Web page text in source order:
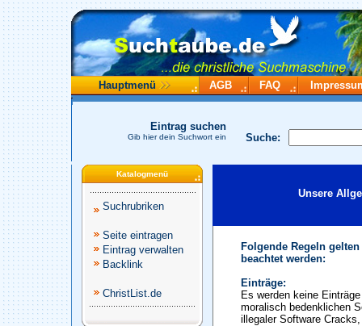
Hauptmenü AGB FAQ
Suche:
Eintrag suchen
Gib hier dein Suchwort ein
Katalogmenü
Suchrubriken
Seite eintragen
Eintrag verwalten
Backlink
ChristList.de
Unsere
Folgende Regeln
beachtet werden:
Einträge:
Es werden keine
moralisch bedenklichen
illegaler Software